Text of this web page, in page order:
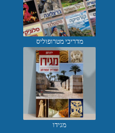
מדריכי מטרופוליס
מגידו